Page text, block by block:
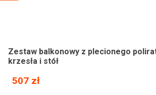
Zestaw balkonowy z plecionego
krzesła i stół
507 zł